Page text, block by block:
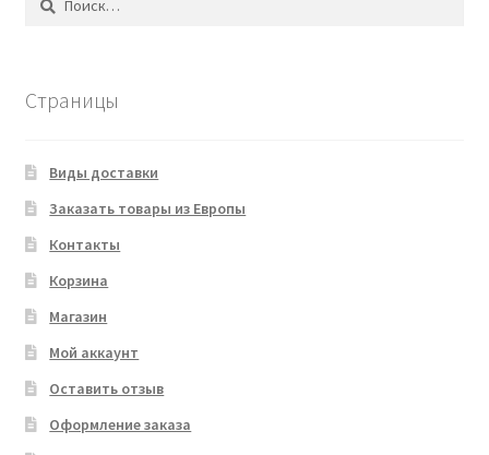
Страницы
Виды доставки
Заказать товары из Европы
Контакты
Корзина
Магазин
Мой аккаунт
Оставить отзыв
Оформление заказа